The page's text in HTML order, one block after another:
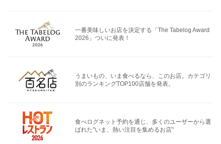
一番美味しいお店を決定する「The Tabelog Award
2026」ついに発表！
うまいもの、いま食べるなら、このお店。カテゴリ
別のランキングTOP100店舗を発表。
食べログネット予約を通じ、多くのユーザーから選
ばれた"いま、熱い注目を集めるお店"